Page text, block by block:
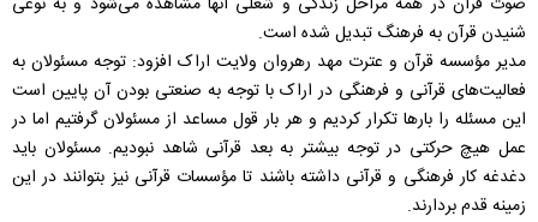
شنیدن قرآن به فرهنگ تبدیل شده است.
مدیر مؤسسه قرآن و عترت مهد رهروان ولایت اراک افزود: توجه مسئولان به
فعالیت‌های قرآنی و فرهنگی در اراک با توجه به صنعتی بودن آن پایین است
این مسئله را بارها تکرار کردیم و هر بار قول مساعد از مسئولان گرفتیم اما در
عمل هیچ حرکتی در توجه بیشتر به بعد قرآنی شاهد نبودیم. مسئولان باید
دغدغه کار فرهنگی و قرآنی داشته باشند تا مؤسسات قرآنی نیز بتوانند در این
زمینه قدم بردارند.